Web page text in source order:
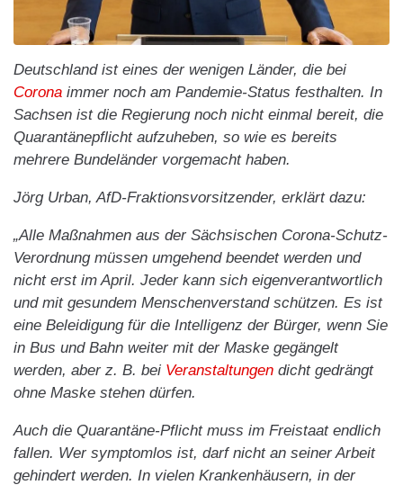
Deutschland ist eines der wenigen Länder, die bei
Corona immer noch am Pandemie-Status festhalten. In
Sachsen ist die Regierung noch nicht einmal bereit, die
Quarantänepflicht aufzuheben, so wie es bereits
mehrere Bundeländer vorgemacht haben.
Jörg Urban, AfD-Fraktionsvorsitzender, erklärt dazu:
„Alle Maßnahmen aus der Sächsischen Corona-Schutz-
Verordnung müssen umgehend beendet werden und
nicht erst im April. Jeder kann sich eigenverantwortlich
und mit gesundem Menschenverstand schützen. Es ist
eine Beleidigung für die Intelligenz der Bürger, wenn Sie
in Bus und Bahn weiter mit der Maske gegängelt
werden, aber z. B. bei Veranstaltungen dicht gedrängt
ohne Maske stehen dürfen.
Auch die Quarantäne-Pflicht muss im Freistaat endlich
fallen. Wer symptomlos ist, darf nicht an seiner Arbeit
gehindert werden. In vielen Krankenhäusern, in der